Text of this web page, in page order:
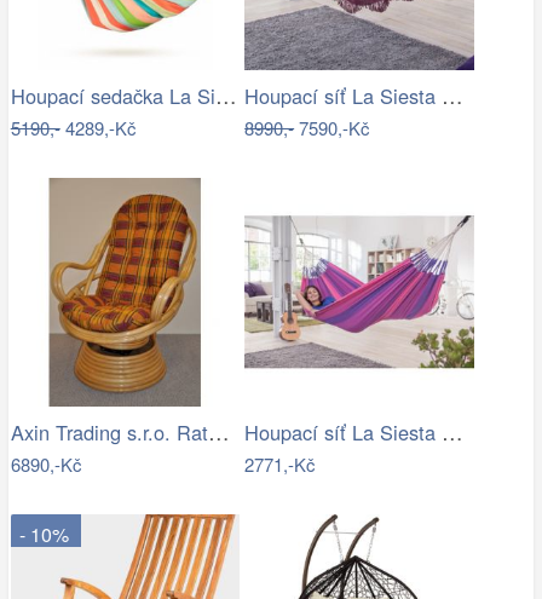
Houpací sedačka La Siesta DOMINGO - IN
5190,-4289,-Kč
Houpací síť La Siesta BOSSANOVA family …
8990,-7590,-Kč
Axin Trading s.r.o. Ratanové houpací…
6890,-Kč
Houpací síť La Siesta ORQUIDEA - IN
2771,-Kč
- 10%